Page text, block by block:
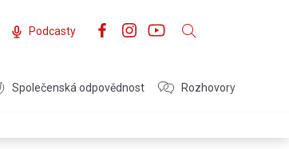
Podcasty
Společenská odpovědnost Rozhovory